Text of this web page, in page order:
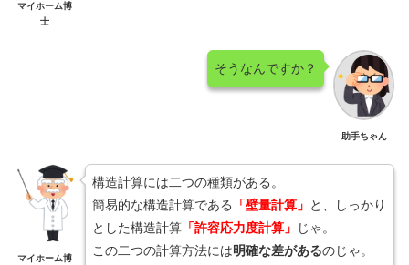
マイホーム博
士
助手ちゃん
そうなんですか？
マイホーム博
構造計算には二つの種類がある。
簡易的な構造計算である 「壁量計算」 と、しっかり
とした構造計算「許容応力度計算」
じゃ。
この二つの計算方法には明確な差があるのじゃ。